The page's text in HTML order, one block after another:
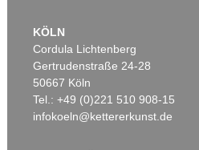
KÖLN
Cordula Lichtenberg
Gertrudenstraße 24-28
50667 Köln
Tel.: +49 (0)221 510 908-15
infokoeln@kettererkunst.de